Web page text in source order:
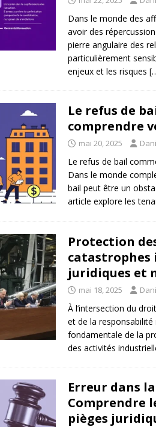
Dans le monde des
avoir des
pierre angulaire des
particulièrement
enjeux et les risques
Le refus de
comprendre
mai 20, 2025
Le refus de bail
Dans le monde
bail peut être un
article explore les
Protection
catastrophes
juridiques et
mai 18, 2025
À l’intersection du
et de la
fondamentale de la
des activités
Erreur dans
Comprendre
pièges